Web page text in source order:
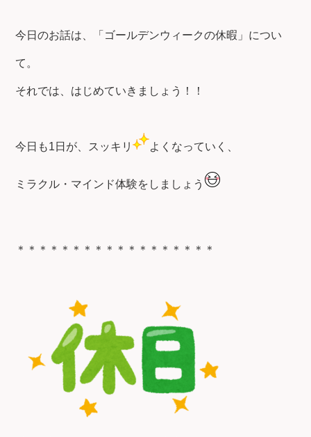
今日のお話は、「ゴールデンウィークの休暇」につい
て。
それでは、はじめていきましょう！！
今日も1日が、スッキリ よくなっていく、
ミラクル・マインド体験をしましょう
＊＊＊＊＊＊＊＊＊＊＊＊＊＊＊＊＊＊